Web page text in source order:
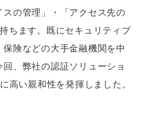
の管理」・「アクセス先の
ちます。既にセキュリティブ
険などの大手金融機関を中
、弊社の認証ソリューショ
高い親和性を発揮しました。